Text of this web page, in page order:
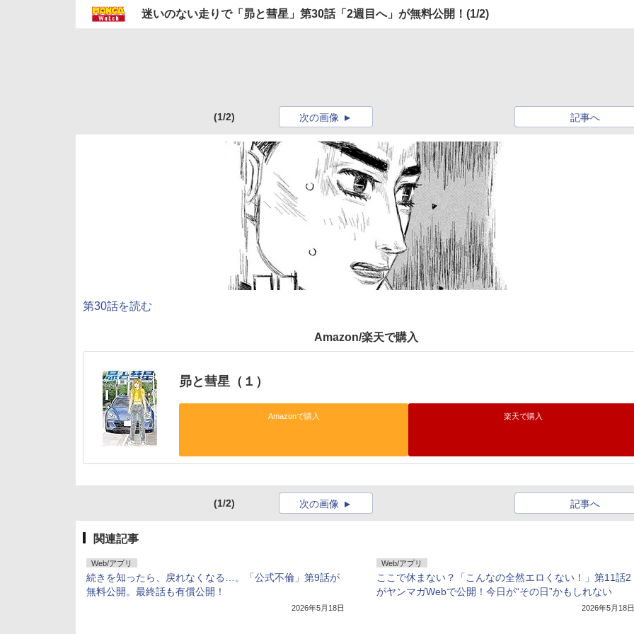
迷いのない走りで「昴と彗星」第30話「2週目へ」が無料公開！ (1/2)
(1/2) 次の画像 記事へ
第30話を読む
Amazon/楽天で購入
昴と彗星（１）
Amazonで購入 楽天で購入
(1/2) 次の画像 記事へ
関連記事
Web/アプリ
続きを知ったら、戻れなくなる…。「公式不倫」第9話が
無料公開。最終話も有償公開！
2026年5月18日
Web/アプリ
ここで休まない？「こんなの全然エロくない！」第11話2
がヤンマガWebで公開！今日が“その日”かもしれない
2026年5月18日